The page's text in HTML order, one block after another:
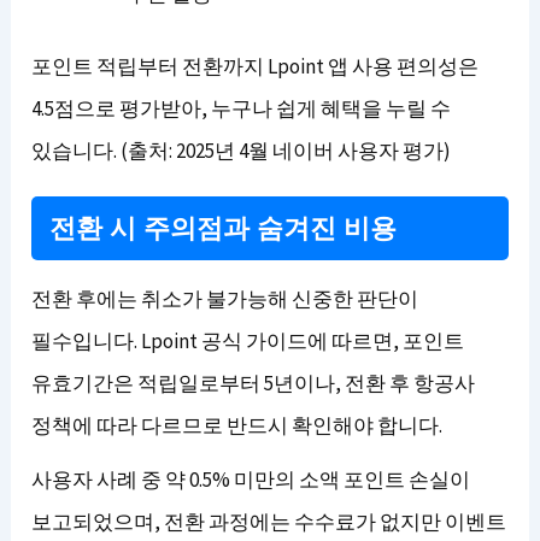
포인트 적립부터 전환까지 Lpoint 앱 사용 편의성은
4.5점으로 평가받아, 누구나 쉽게 혜택을 누릴 수
있습니다. (출처: 2025년 4월 네이버 사용자 평가)
전환 시 주의점과 숨겨진 비용
전환 후에는 취소가 불가능해 신중한 판단이
필수입니다. Lpoint 공식 가이드에 따르면, 포인트
유효기간은 적립일로부터 5년이나, 전환 후 항공사
정책에 따라 다르므로 반드시 확인해야 합니다.
사용자 사례 중 약 0.5% 미만의 소액 포인트 손실이
보고되었으며, 전환 과정에는 수수료가 없지만 이벤트